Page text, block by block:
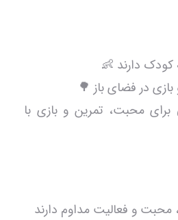
کودک دارند 👶
در فضای باز 🌳
محبت، تمرین و بازی با
محبت و فعالیت مداوم دارند